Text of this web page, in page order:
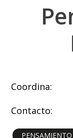
Coordina:
Contacto: